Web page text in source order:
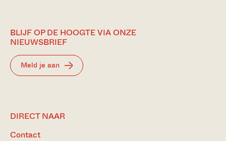
BLIJF OP DE HOOGTE VIA ONZE
NIEUWSBRIEF
Meld je aan
DIRECT NAAR
Contact